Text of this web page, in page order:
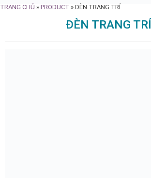
TRANG CHỦ » PRODUCT »ĐÈN TRANG TRÍ
ĐÈN TRANG TRÍ